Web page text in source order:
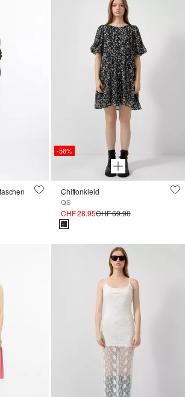
-58%
Chiffonkleid
QS
CHF 28.95CHF 69.90